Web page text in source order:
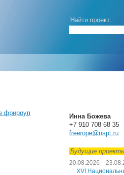
Найти проект:
фрироуп
Инна Божева
+7 910 708 68 35
freerope@nspt.ru
Будущие
20.08.2026—
XVI